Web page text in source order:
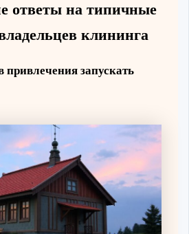
ответы на типичные
клининга
запускать